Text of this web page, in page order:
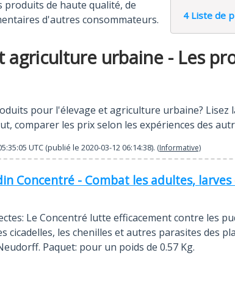
4Liste de
produits de haute qualité, de
d'autres consommateurs.
urbaine - Les
pour l'élevage et agriculture urbaine?
comparer les prix selon les expériences des
UTC (publié le 2020-03-12 06:14:38). (Informative)
Concentré - Combat les adultes,
Le Concentré lutte efficacement contre les
cicadelles, les chenilles et autres parasites des
Paquet: pour un poids de 0.57 Kg.